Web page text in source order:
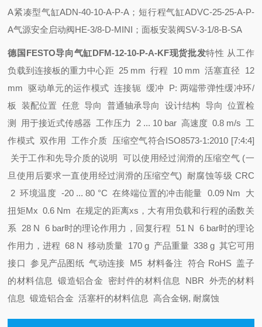
A紧凑型气缸ADN-40-10-A-P-A；短行程气缸ADVC-25-25-A-P-
A气源安全启动阀HE-3/8-D-MINI；面板安装阀SV-3-1/8-B-SA
德国FESTO导向气缸DFM-12-10-P-A-KF现货批发特性 从工作
负载到连接板的重力中心距 25 mm行程 10 mm 活塞直径 12
mm驱动单元的运作模式 连接轭 缓冲 P: 两端带弹性缓冲环/
板 装配位置 任意导向 普通轴承导向 设计结构 导向位置检
测 用于接近式传感器 工作压力 2 ... 10 bar 高速度 0.8 m/s 工
作模式 双作用 工作介质 压缩空气符合ISO8573-1:2010 [7:4:4]
关于工作和先导介质的说明 可以使用经过润滑的压缩空气 (一
旦使用后要求一直使用经过润滑的压缩空气) 耐腐蚀等级 CRC
2环境温度 -20 ... 80 °C在终端位置的冲击能量 0.09 Nm 大
扭矩Mx 0.6 Nm 在规定的距离xs，大有用负载和行程的函数关
系 28 N 6 bar时的理论作用力，回复行程 51 N 6 bar时的理论
作用力，进程 68 N移动质量 170 g 产品重量 338 g 其它可用
接口 参见产品图纸气动连接 M5 材料备注 符合 RoHS盖子
的材料信息 锻造铝合金 密封件的材料信息 NBR 外壳的材料
信息 锻造铝合金活塞杆的材料信息 高合金钢, 耐腐蚀